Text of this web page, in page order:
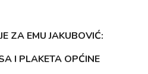
ZA EMU JAKUBOVIĆ:
I PLAKETA OPĆINE